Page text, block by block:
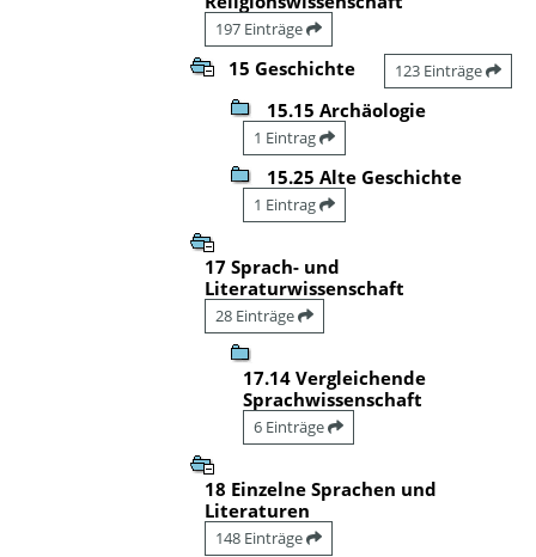
197 Einträge
15 Geschichte 123 Einträge
15.15 Archäologie
1 Eintrag
15.25 Alte Geschichte
1 Eintrag
17 Sprach- und
Literaturwissenschaft
28 Einträge
17.14 Vergleichende
Sprachwissenschaft
6 Einträge
18 Einzelne Sprachen und
Literaturen
148 Einträge